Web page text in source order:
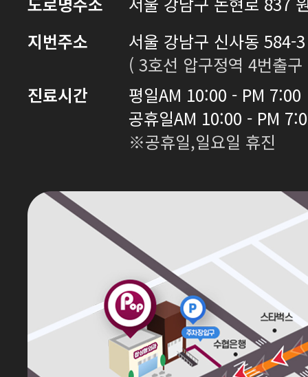
지번주소
서울 강남구 신사동 584-
( 3호선 압구정역 4번출
진료시간
평일AM 10:00 - PM 7:00
공휴일AM 10:00 - PM
※공휴일,일요일 휴진